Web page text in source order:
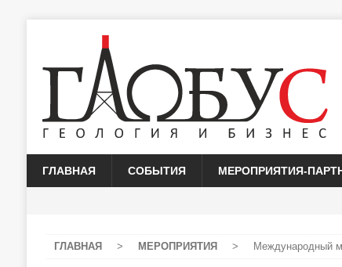
ГЛАВНАЯ СОБЫТИЯ МЕРОПРИЯТИЯ-
ГЛАВНАЯ > МЕРОПРИЯТИЯ > Международный